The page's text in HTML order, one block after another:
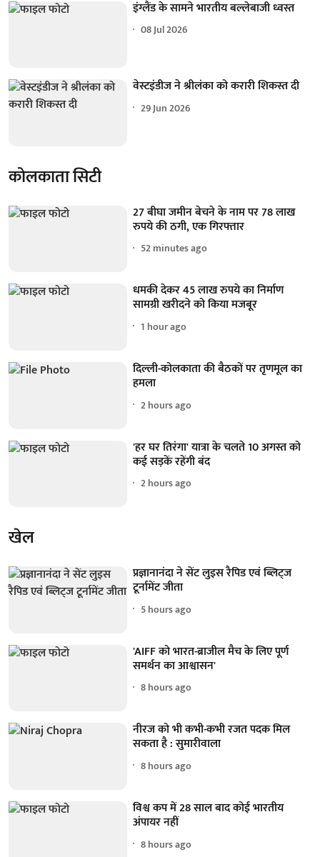
इंग्लैंड के सामने भारतीय बल्लेबाजी ध्वस्त
08 Jul 2026
वेस्टइंडीज ने श्रीलंका को करारी शिकस्त दी
29 Jun 2026
कोलकाता सिटी
27 बीघा जमीन बेचने के नाम पर 78 लाख
रुपये की ठगी, एक गिरफ्तार
52 minutes ago
धमकी देकर 45 लाख रुपये का निर्माण
सामग्री खरीदने को किया मजबूर
1 hour ago
दिल्ली-कोलकाता की बैठकों पर तृणमूल का
हमला
2 hours ago
'हर घर तिरंगा' यात्रा के चलते 10 अगस्त को
कई सड़कें रहेंगी बंद
2 hours ago
खेल
प्रज्ञानानंदा ने सेंट लुइस रैपिड एवं ब्लिट्ज
टूर्नामेंट जीता
5 hours ago
'AIFF को भारत-ब्राजील मैच के लिए पूर्ण
समर्थन का आश्वासन'
8 hours ago
नीरज को भी कभी-कभी रजत पदक मिल
सकता है : सुमारीवाला
8 hours ago
विश्व कप में 28 साल बाद कोई भारतीय
अंपायर नहीं
8 hours ago